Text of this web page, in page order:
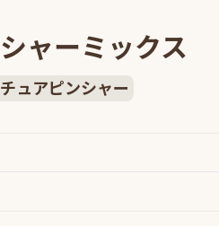
ャーミックス
ュアピンシャー